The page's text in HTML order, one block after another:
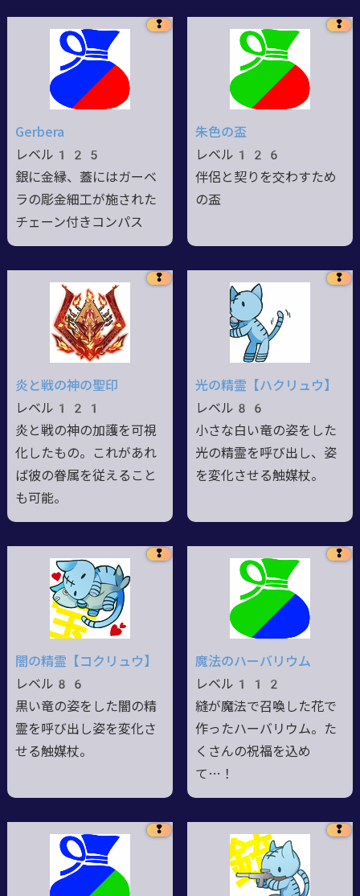
❢
Gerbera
レベル125
銀に金縁、蓋にはガーベ
ラの彫金細工が施された
チェーン付きコンパス
❢
朱色の盃
レベル126
伴侶と契りを交わすため
の盃
❢
炎と戦の神の聖印
レベル121
炎と戦の神の加護を可視
化したもの。これがあれ
ば彼の眷属を従えること
も可能。
❢
光の精霊【ハクリュウ】
レベル86
小さな白い竜の姿をした
光の精霊を呼び出し、姿
を変化させる触媒杖。
❢
闇の精霊【コクリュウ】
レベル86
黒い竜の姿をした闇の精
霊を呼び出し姿を変化さ
せる触媒杖。
❢
魔法のハーバリウム
レベル112
縫が魔法で召喚した花で
作ったハーバリウム。た
くさんの祝福を込め
て…！
❢ ❢